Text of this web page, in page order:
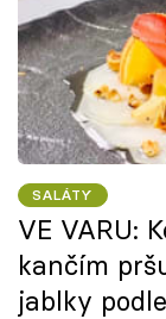
SALÁTY
VE VARU:
kančím
jablky